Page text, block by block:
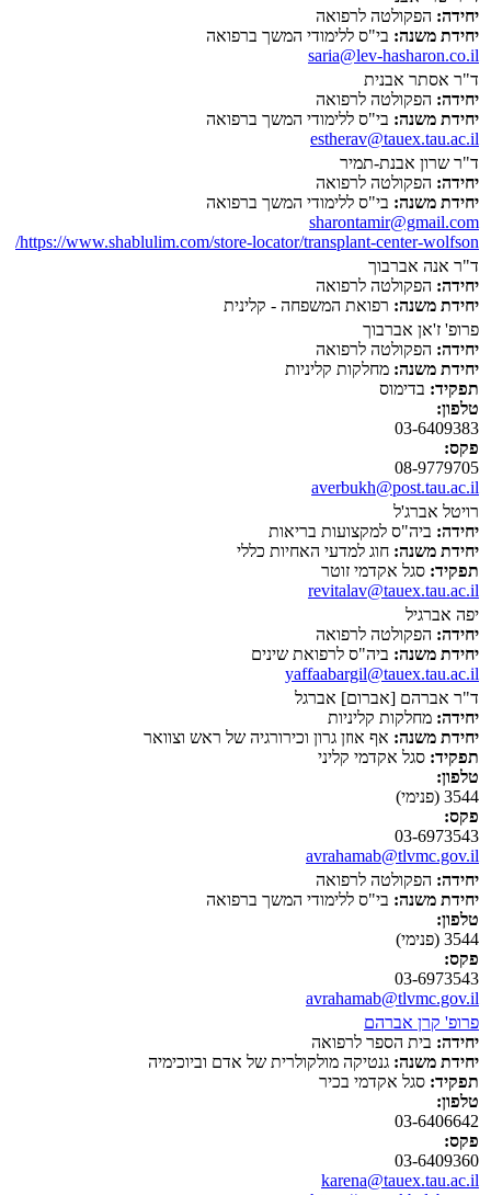
יחידה: הפקולטה לרפואה
יחידת משנה: בי"ס ללימודי המשך ברפואה
saria@lev-hasharon.co.il
ד"ר אסתר אבנית
יחידה: הפקולטה לרפואה
יחידת משנה: בי"ס ללימודי המשך ברפואה
estherav@tauex.tau.ac.il
ד"ר שרון אבנת-תמיר
יחידה: הפקולטה לרפואה
יחידת משנה: בי"ס ללימודי המשך ברפואה
sharontamir@gmail.com
https://www.shablulim.com/store-locator/transplant-center-wolfson/
ד"ר אנה אברבוך
יחידה: הפקולטה לרפואה
יחידת משנה: רפואת המשפחה - קלינית
פרופ' ז'אן אברבוך
יחידה: הפקולטה לרפואה
יחידת משנה: מחלקות קליניות
תפקיד: בדימוס
טלפון:
03-6409383
פקס:
08-9779705
averbukh@post.tau.ac.il
רויטל אברג'ל
יחידה: ביה"ס למקצועות בריאות
יחידת משנה: חוג למדעי האחיות כללי
תפקיד: סגל אקדמי זוטר
revitalav@tauex.tau.ac.il
יפה אברגיל
יחידה: הפקולטה לרפואה
יחידת משנה: ביה"ס לרפואת שינים
yaffaabargil@tauex.tau.ac.il
ד"ר אברהם [אברום] אברגל
יחידה: מחלקות קליניות
יחידת משנה: אף אוזן גרון וכירורגיה של ראש וצוואר
תפקיד: סגל אקדמי קליני
טלפון:
3544 (פנימי)
פקס:
03-6973543
avrahamab@tlvmc.gov.il
יחידה: הפקולטה לרפואה
יחידת משנה: בי"ס ללימודי המשך ברפואה
טלפון:
3544 (פנימי)
פקס:
03-6973543
avrahamab@tlvmc.gov.il
פרופ' קרן אברהם
יחידה: בית הספר לרפואה
יחידת משנה: גנטיקה מולקולרית של אדם וביוכימיה
תפקיד: סגל אקדמי בכיר
טלפון:
03-6406642
פקס:
03-6409360
karena@tauex.tau.ac.il